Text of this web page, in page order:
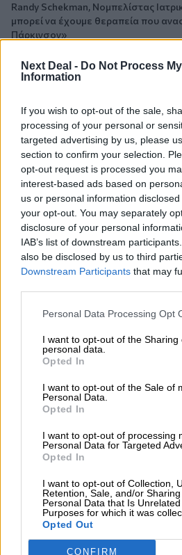
Next Deal - Do Not Process
Information
If you wish to opt-out of the sale,
processing of your personal or
targeted advertising by us, please
section to confirm your selection.
opt-out request is processed you
interest-based ads based on
us or personal information
your opt-out. You may separately
disclosure of your personal
IAB’s list of downstream
also be disclosed by us to third
Downstream Participants that may
Personal Data Processing Opt
I want to opt-out of the Sharing
personal data.
Opted In
I want to opt-out of the Sale of
Personal Data.
Opted In
I want to opt-out of processing
Personal Data for Targeted
Opted In
I want to opt-out of Collection,
Retention, Sale, and/or
Personal Data that Is
Purposes for which it was
Opted Out
CONFIRM
Randy Schekman, Νομπελίστας
μπορεί να έχουμε θεραπεία που
Πάρκινσον»
05.08.2026 - 12:33
Ε.Ε και παράνομη μετανάστευση:
05.08.2026 - 12:11
Αντώνης Βουκλαρής - «ΕΡΡΙΚΟΣ
05.08.2026 - 11:30
Η νέα εποχή στην εκπαίδευση των
διαμεσολαβητών
05.08.2026 - 10:50
Ξεκινούν οι αιτήσεις στο
«Τουρισμός για όλους 2026-2027»
δασικών εκτάσεων στην Ελλάδα σε
05.08.2026 - 09:45
Η Ελλάδα που αντιστέκεται και
05.08.2026 - 09:20
Καλοκαιρινό ταξίδι: Οι 8
05.08.2026 - 08:51
Το εκλογικό «καμπανάκι» της
πιστωτική επέκταση των ελληνικών
στις αγορές, οι «κρυμμένες» αξίες
05.08.2026 - 08:37
Ιωάννης Μπολέτης – ΩΝΑΣΕΙΟ